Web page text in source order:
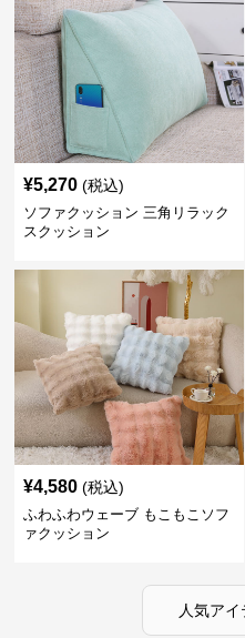
¥5,270 (税込)
ソファクッション 三角リラック
スクッション
¥4,580 (税込)
ふわふわウェーブ もこもこソフ
ァクッション
人気ア